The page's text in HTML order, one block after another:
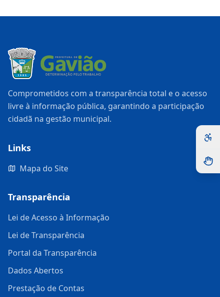
Comprometidos com a transparência total e o acesso
livre à informação pública, garantindo a participação
cidadã na gestão municipal.
Links
Mapa do Site
Transparência
Lei de Acesso à Informação
Lei de Transparência
Portal da Transparência
Dados Abertos
Prestação de Contas